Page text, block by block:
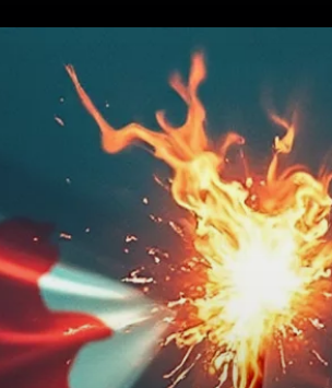
Réaction de l’Iran et
vengeance supposée